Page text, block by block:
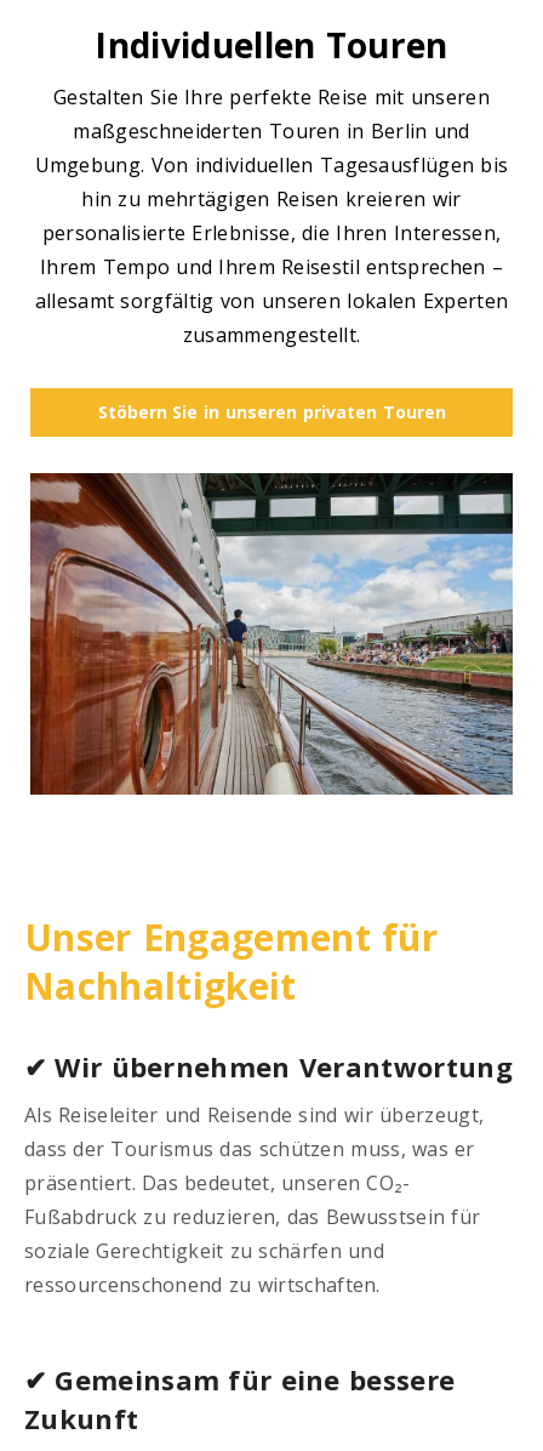
Individuellen Touren
Gestalten Sie Ihre perfekte Reise mit unseren
maßgeschneiderten Touren in Berlin und
Umgebung. Von individuellen Tagesausflügen bis
hin zu mehrtägigen Reisen kreieren wir
personalisierte Erlebnisse, die Ihren Interessen,
Ihrem Tempo und Ihrem Reisestil entsprechen –
allesamt sorgfältig von unseren lokalen Experten
zusammengestellt.
Stöbern Sie in unseren privaten Touren
Unser Engagement für
Nachhaltigkeit
✔ Wir übernehmen Verantwortung
Als Reiseleiter und Reisende sind wir überzeugt,
dass der Tourismus das schützen muss, was er
präsentiert. Das bedeutet, unseren CO₂-
Fußabdruck zu reduzieren, das Bewusstsein für
soziale Gerechtigkeit zu schärfen und
ressourcenschonend zu wirtschaften.
✔ Gemeinsam für eine bessere
Zukunft